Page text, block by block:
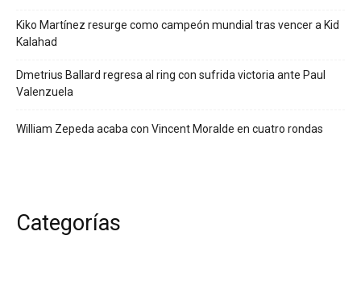
Kiko Martínez resurge como campeón mundial tras vencer a Kid
Kalahad
Dmetrius Ballard regresa al ring con sufrida victoria ante Paul
Valenzuela
William Zepeda acaba con Vincent Moralde en cuatro rondas
Categorías